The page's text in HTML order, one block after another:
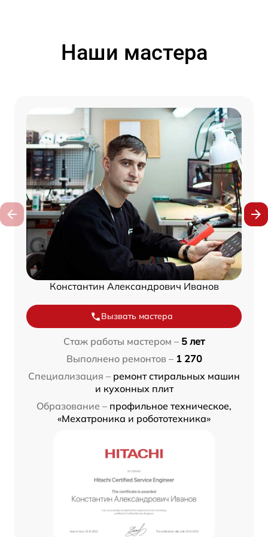
Наши мастера
Константин Александрович Иванов
Вызвать мастера
Стаж работы мастером – 5 лет
Выполнено ремонтов – 1 270
Специализация – ремонт стиральных машин
и кухонных плит
Образование – профильное техническое,
«Мехатроника и робототехника»